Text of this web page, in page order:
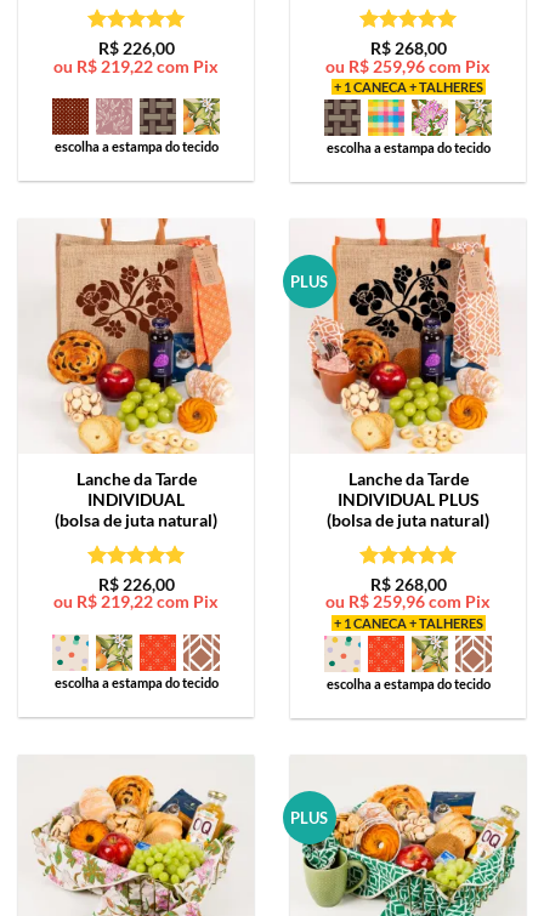
Avaliação5
de 5
R$226,00
ou R$ 219,22com Pix
escolha a estampa do tecido
Avaliação5
de 5
R$268,00
ou R$ 259,96com Pix
+ 1 CANECA + TALHERES
escolha a estampa do tecido
Lanche da Tarde
INDIVIDUAL
(bolsa de juta natural)
Avaliação5
de 5
R$226,00
ou R$219,22com Pix
escolha a estampa do tecido
PLUS
Lanche da Tarde
INDIVIDUAL PLUS
(bolsa de juta natural)
Avaliação5
de 5
R$268,00
ou R$259,96com Pix
+ 1 CANECA + TALHERES
escolha a estampa do tecido
PLUS